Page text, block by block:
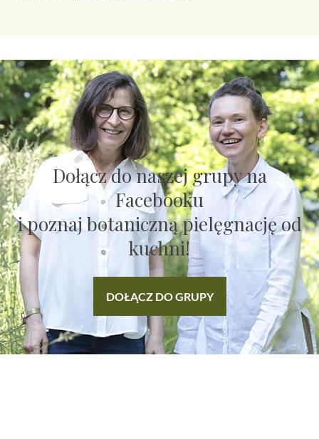
Dołącz do naszej grupy na
Facebooku
i poznaj botaniczną pielęgnację od
kuchni!
DOŁĄCZ DO GRUPY